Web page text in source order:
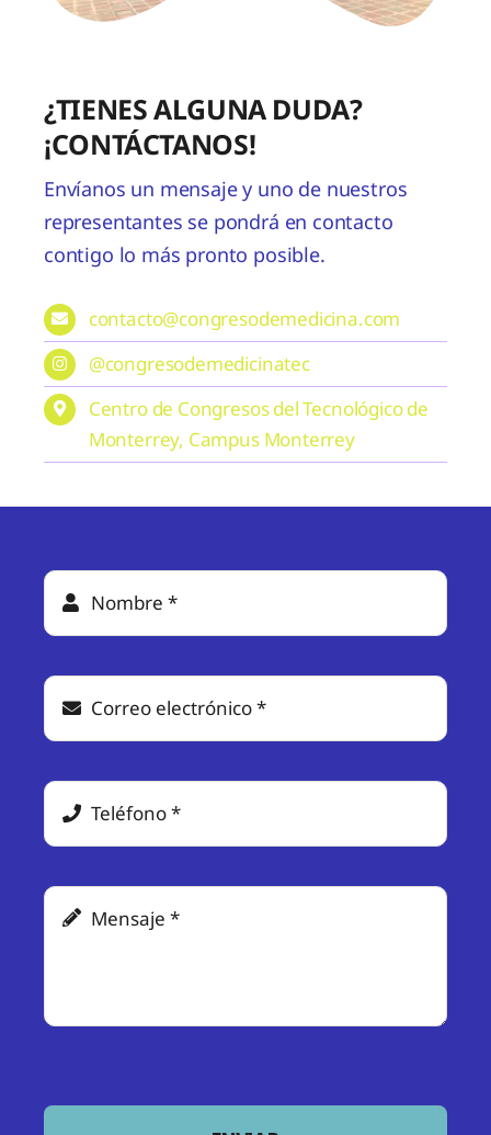
¿TIENES ALGUNA DUDA?
¡CONTÁCTANOS!
Envíanos un mensaje y uno de nuestros
representantes se pondrá en contacto
contigo lo más pronto posible.
contacto@congresodemedicina.com
@congresodemedicinatec
Centro de Congresos del Tecnológico de
Monterrey, Campus Monterrey